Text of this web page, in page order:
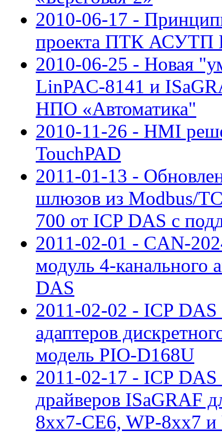
2010-06-17 -
проекта ПТК АСУТП
2010-06-25 - Новая
LinPAС-8141 и
НПО «Автоматика"
2010-11-26 - HMI
TouchPAD
2011-01-13 -
шлюзов из Modbus/
700 от ICP DAS с
2011-02-01 - CAN-
модуль 4-канального
DAS
2011-02-02 - ICP
адаптеров
модель PIO-D168U
2011-02-17 - ICP
драйверов ISaGRAF
8xx7-CE6, WP-8xx7